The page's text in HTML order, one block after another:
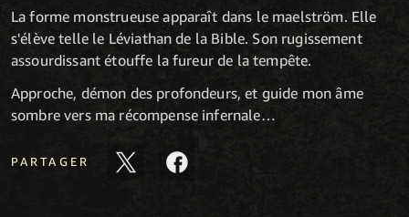
La forme monstrueuse apparaît dans le maelström. Elle
s'élève telle le Léviathan de la Bible. Son rugissement
assourdissant étouffe la fureur de la tempête.
Approche, démon des profondeurs, et guide mon âme
sombre vers ma récompense infernale…
PARTAGER